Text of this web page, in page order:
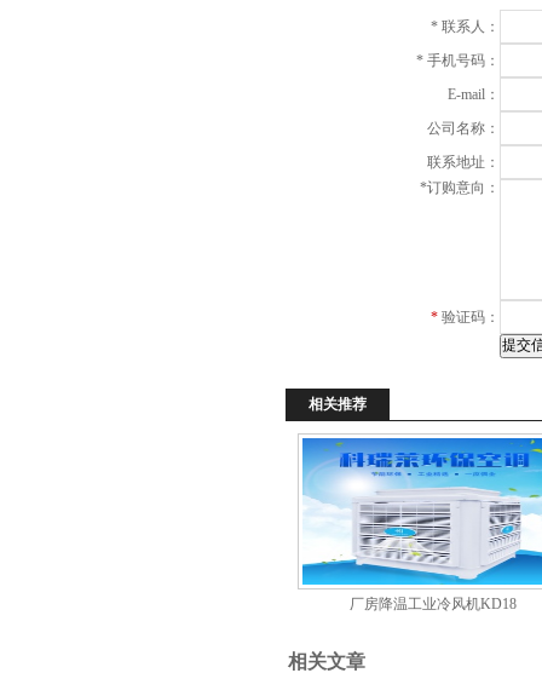
* 联系人：
* 手机号码：
E-mail：
公司名称：
联系地址：
*订购意向：
* 验证码：
相关推荐
厂房降温工业冷风机KD18
相关文章